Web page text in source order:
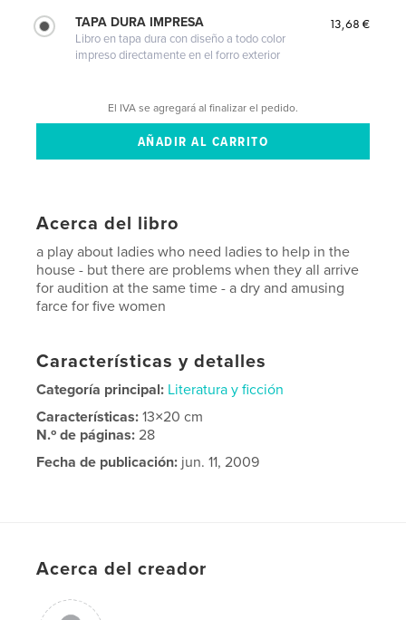
TAPA DURA IMPRESA
Libro en tapa dura con diseño a todo color
impreso directamente en el forro exterior
13,68 €
El IVA se agregará al finalizar el pedido.
Acerca del libro
a play about ladies who need ladies to help in the
house - but there are problems when they all arrive
for audition at the same time - a dry and amusing
farce for five women
Características y detalles
Categoría principal: Literatura y ficción
Características:13×20 cm
N.º de páginas:28
Fecha de publicación: jun. 11, 2009
Acerca del creador